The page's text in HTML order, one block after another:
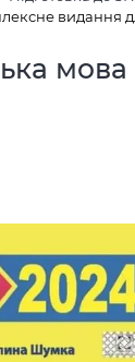
видання